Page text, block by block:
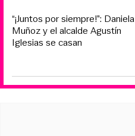
“¡Juntos por siempre!”: Daniela
Muñoz y el alcalde Agustín
Iglesias se casan